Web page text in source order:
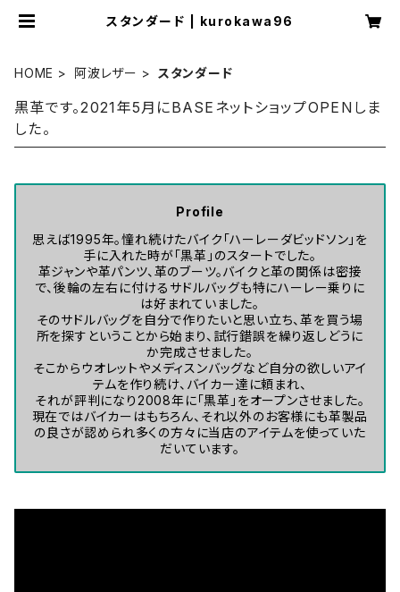
スタンダード | kurokawa96
HOME 阿波レザー スタンダード
黒革です。2021年5月にBASEネットショップOPENしま
した。
Profile
思えば1995年。憧れ続けたバイク「ハーレーダビッドソン」を
手に入れた時が「黒革」のスタートでした。
革ジャンや革パンツ、革のブーツ。バイクと革の関係は密接
で、後輪の左右に付けるサドルバッグも特にハーレー乗りに
は好まれていました。
そのサドルバッグを自分で作りたいと思い立ち、革を買う場
所を探すということから始まり、試行錯誤を繰り返しどうに
か完成させました。
そこからウオレットやメディスンバッグなど自分の欲しいアイ
テムを作り続け、バイカー達に頼まれ、
それが評判になり2008年に「黒革」をオープンさせました。
現在ではバイカーはもちろん、それ以外のお客様にも革製品
の良さが認められ多くの方々に当店のアイテムを使っていた
だいています。